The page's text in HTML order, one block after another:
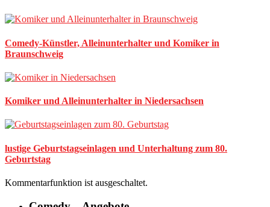
Comedy-Künstler, Alleinunterhalter und Komiker in
Braunschweig
Komiker und Alleinunterhalter in Niedersachsen
lustige Geburtstagseinlagen und Unterhaltung zum 80.
Geburtstag
Kommentarfunktion ist ausgeschaltet.